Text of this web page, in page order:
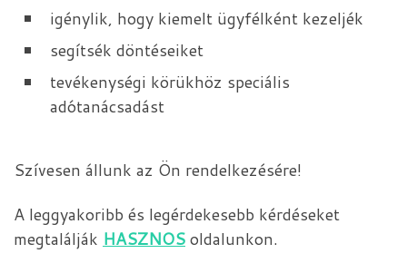
igénylik, hogy kiemelt ügyfélként kezeljék
segítsék döntéseiket
tevékenységi körükhöz speciális
adótanácsadást
Szívesen állunk az Ön rendelkezésére!
A leggyakoribb és legérdekesebb kérdéseket
megtalálják HASZNOSoldalunkon.